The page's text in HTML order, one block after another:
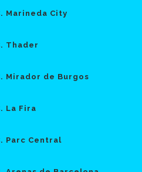
Marineda City
Thader
Mirador de Burgos
La Fira
Parc Central